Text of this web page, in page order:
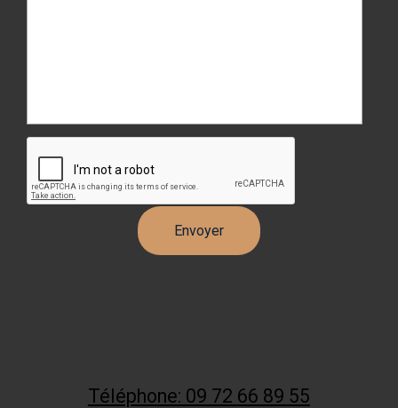
Téléphone: 09 72 66 89 55